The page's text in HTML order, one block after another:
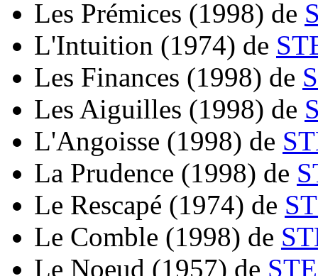
Les Prémices (1998) de
L'Intuition (1974) de
Les Finances (1998) de
Les Aiguilles (1998) de
L'Angoisse (1998) de
La Prudence (1998) de
Le Rescapé (1974) de
Le Comble (1998) de
Le Noeud (1957) de